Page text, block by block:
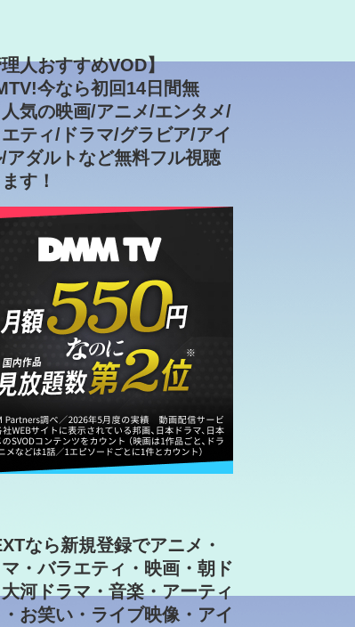
人おすすめVOD】
今なら初回14日間無
気の映画/アニメ/エンタメ/
ティ/ドラマ/グラビア/アイ
/アダルトなど無料フル視聴
す！
なら新規登録でアニメ・
マ・バラエティ・映画・朝ド
河ドラマ・音楽・アーティ
お笑い・ライブ映像・アイ